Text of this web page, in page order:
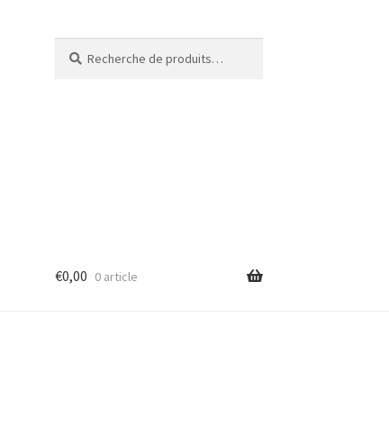
€0,00 0 article